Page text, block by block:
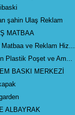
şahin Ulaş Reklam
MATBAA
Matbaa ve Reklam Hiz...
Plastik Poşet ve Am...
BASKI MERKEZİ
ALBAYRAK